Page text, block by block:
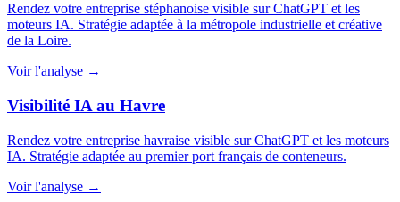
Rendez votre entreprise stéphanoise visible sur ChatGPT et les
moteurs IA. Stratégie adaptée à la métropole industrielle et créative
de la Loire.
Voir l'analyse →
Visibilité IA au Havre
Rendez votre entreprise havraise visible sur ChatGPT et les moteurs
IA. Stratégie adaptée au premier port français de conteneurs.
Voir l'analyse →